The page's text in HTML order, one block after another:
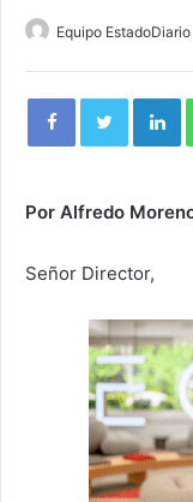
Equipo EstadoDiario
Por Alfredo
Señor Director,